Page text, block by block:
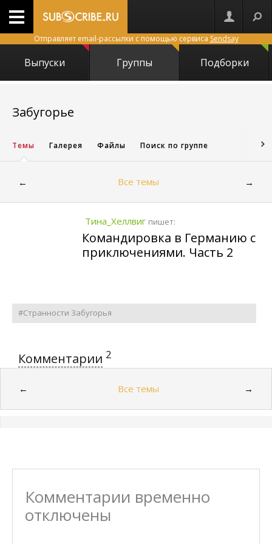
Отправляет email-рассылки с помощью сервиса Sendsay
Выпуски Группы Подборки
Забугорье
Темы Галерея Файлы Поиск по группе
← Все темы →
Тина_Хеллвиг пишет:
Командировка в Германию с
приключениями. Часть 2
#Странности Забугорья
Комментарии 2
← Все темы →
Комментарии временно
отключены